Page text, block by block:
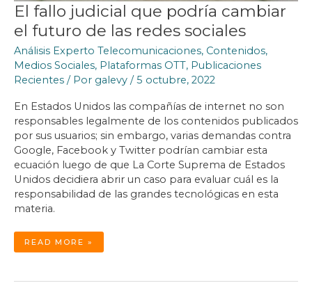
El fallo judicial que podría cambiar
el futuro de las redes sociales
Análisis Experto Telecomunicaciones, Contenidos,
Medios Sociales, Plataformas OTT, Publicaciones
Recientes / Por galevy /5 octubre, 2022
En Estados Unidos las compañías de internet no son
responsables legalmente de los contenidos publicados
por sus usuarios; sin embargo, varias demandas contra
Google, Facebook y Twitter podrían cambiar esta
ecuación luego de que La Corte Suprema de Estados
Unidos decidiera abrir un caso para evaluar cuál es la
responsabilidad de las grandes tecnológicas en esta
materia.
EL
FALLO
JUDICIAL
EL
READ MORE »